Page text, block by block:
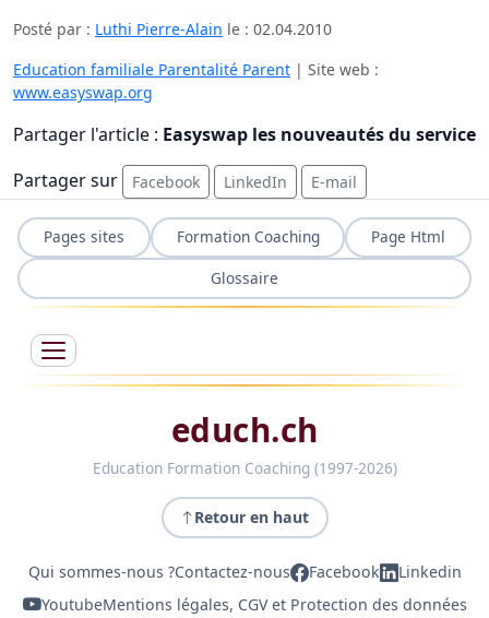
Posté par : Luthi Pierre-Alain le : 02.04.2010
Education familiale Parentalité Parent | Site web :
www.easyswap.org
Partager l'article : Easyswap les nouveautés du service
Partager sur
Facebook LinkedIn E-mail
Pages sites Formation Coaching
Page Html
Glossaire
educh.ch
Education Formation Coaching (1997-2026)
Retour en haut
Qui sommes-nous ?Contactez-nous Facebook
Linkedin
YoutubeMentions légales, CGV et Protection des données